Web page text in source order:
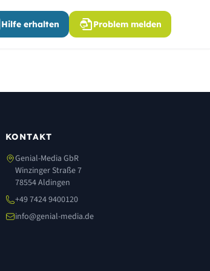
Hilfe erhalten Problem melden
KONTAKT
Genial-Media GbR
Winzinger Straße 7
78554 Aldingen
+49 7424 9400120
info@genial-media.de